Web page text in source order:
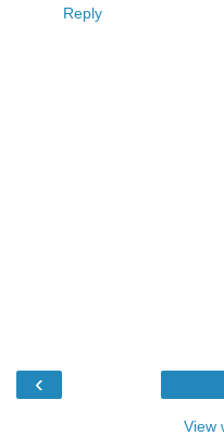
Reply
‹
View